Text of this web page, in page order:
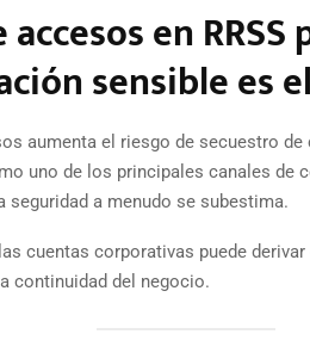
en
sensible es
aumenta el riesgo de secuestro
uno de los principales canales de
a menudo se subestima.
cuentas corporativas puede
continuidad del negocio.